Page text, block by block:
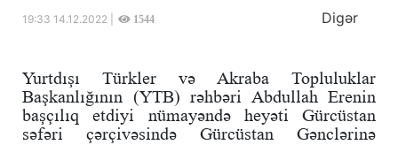
19:33 14.12.2022 | 1544 Digər
Yurtdışı Türkler və Akraba Topluluklar
Başkanlığının (YTB) rəhbəri Abdullah Erenin
başçılıq etdiyi nümayəndə heyəti Gürcüstan
səfəri çərçivəsində Gürcüstan Gənclərinə